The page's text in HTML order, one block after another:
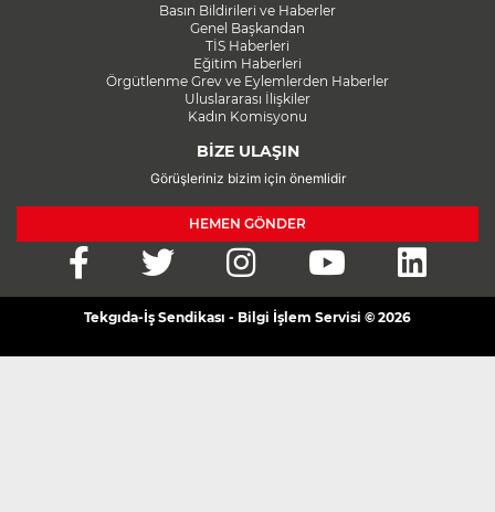
Basın Bildirileri ve Haberler
Genel Başkandan
TİS Haberleri
Eğitim Haberleri
Örgütlenme Grev ve Eylemlerden Haberler
Uluslararası İlişkiler
Kadın Komisyonu
BİZE ULAŞIN
Görüşleriniz bizim için önemlidir
HEMEN GÖNDER
Tekgıda-İş Sendikası - Bilgi İşlem Servisi © 2026